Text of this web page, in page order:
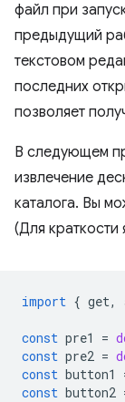
файл при
предыдущий
текстовом
последних
позволяет
В следующем
извлечение
каталога. Вы
(Для
import { get,
const pre1 =
const pre2 =
const button1
const button2